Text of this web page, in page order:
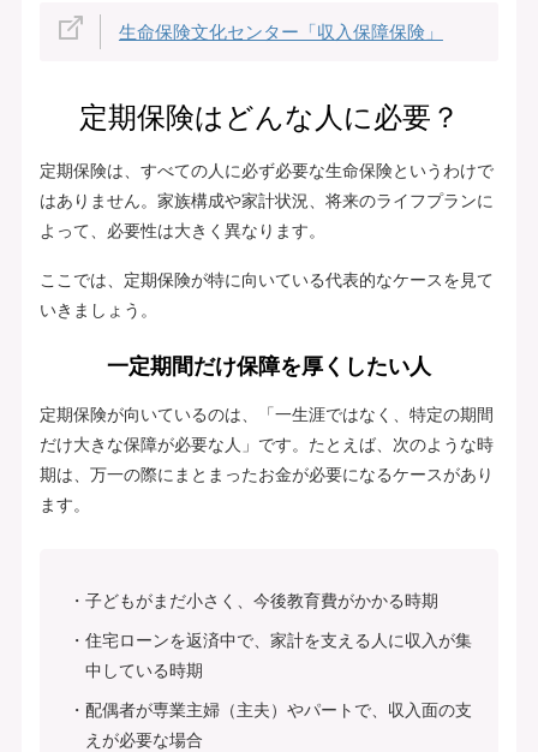
生命保険文化センター「収入保障保険」
定期保険はどんな人に必要？
定期保険は、すべての人に必ず必要な生命保険というわけで
はありません。家族構成や家計状況、将来のライフプランに
よって、必要性は大きく異なります。
ここでは、定期保険が特に向いている代表的なケースを見て
いきましょう。
一定期間だけ保障を厚くしたい人
定期保険が向いているのは、「一生涯ではなく、特定の期間
だけ大きな保障が必要な人」です。たとえば、次のような時
期は、万一の際にまとまったお金が必要になるケースがあり
ます。
子どもがまだ小さく、今後教育費がかかる時期
住宅ローンを返済中で、家計を支える人に収入が集
中している時期
配偶者が専業主婦（主夫）やパートで、収入面の支
えが必要な場合